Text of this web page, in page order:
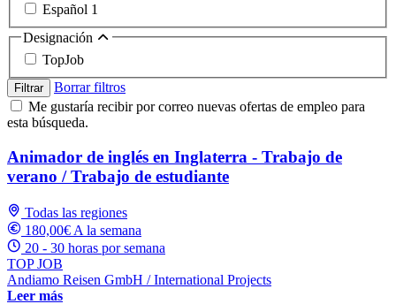
Español 1
Designación
TopJob
Filtrar
Borrar filtros
Me gustaría recibir por correo nuevas ofertas de empleo para
esta búsqueda.
Animador de inglés en Inglaterra - Trabajo de
verano / Trabajo de estudiante
Todas las regiones
180,00€ A la semana
20 - 30 horas por semana
TOP JOB
Andiamo Reisen GmbH / International Projects
Leer más